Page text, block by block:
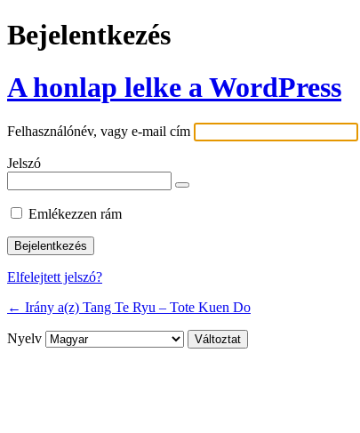
Bejelentkezés
A honlap lelke a WordPress
Felhasználónév, vagy e-mail cím
Jelszó
Emlékezzen rám
Elfelejtett jelszó?
← Irány a(z) Tang Te Ryu – Tote Kuen Do
Nyelv